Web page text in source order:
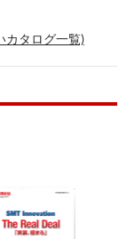
カタログ一覧)